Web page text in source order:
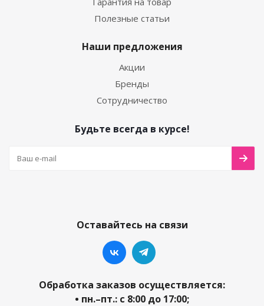
Полезные статьи
Наши предложения
Акции
Бренды
Сотрудничество
Будьте всегда в курсе!
Оставайтесь на связи
Обработка заказов осуществляется:
• пн.–пт.: с 8:00 до 17:00;